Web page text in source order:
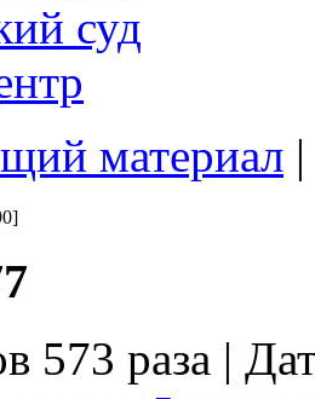
суд
материал
573 раза |